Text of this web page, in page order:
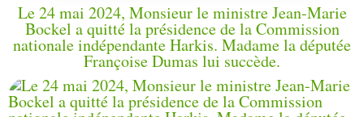
Le 24 mai 2024, Monsieur le ministre Jean-Marie
Bockel a quitté la présidence de la Commission
nationale indépendante Harkis. Madame la députée
Françoise Dumas lui succède.